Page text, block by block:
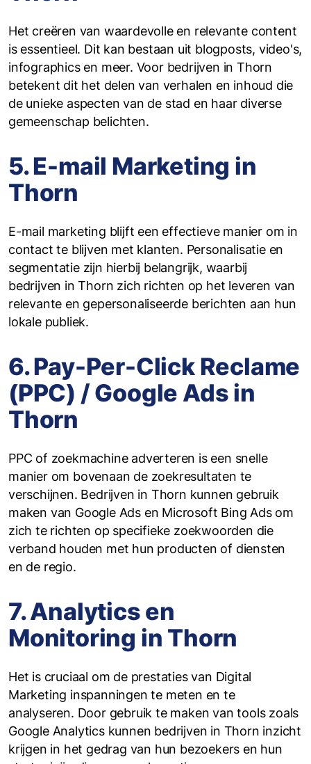
Het creëren van waardevolle en relevante content
is essentieel. Dit kan bestaan uit blogposts, video's,
infographics en meer. Voor bedrijven in Thorn
betekent dit het delen van verhalen en inhoud die
de unieke aspecten van de stad en haar diverse
gemeenschap belichten.
5. E-mail Marketing in
Thorn
E-mail marketing blijft een effectieve manier om in
contact te blijven met klanten. Personalisatie en
segmentatie zijn hierbij belangrijk, waarbij
bedrijven in Thorn zich richten op het leveren van
relevante en gepersonaliseerde berichten aan hun
lokale publiek.
6. Pay-Per-Click Reclame
(PPC) / Google Ads in
Thorn
PPC of zoekmachine adverteren is een snelle
manier om bovenaan de zoekresultaten te
verschijnen. Bedrijven in Thorn kunnen gebruik
maken van Google Ads en Microsoft Bing Ads om
zich te richten op specifieke zoekwoorden die
verband houden met hun producten of diensten
en de regio.
7. Analytics en
Monitoring in Thorn
Het is cruciaal om de prestaties van Digital
Marketing inspanningen te meten en te
analyseren. Door gebruik te maken van tools zoals
Google Analytics kunnen bedrijven in Thorn inzicht
krijgen in het gedrag van hun bezoekers en hun